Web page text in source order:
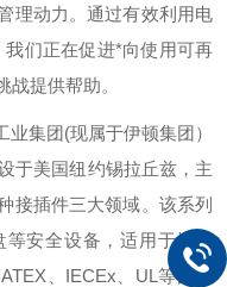
理动力。通过有效利用电
们正在促进*向使用可再
提供帮助。
业集团(现属于伊顿集团）
于美国纽约锡拉丘兹，主
接插件三大领域。该系列
安全设备，适用于炼油
ATEX IECEx UL 等国际